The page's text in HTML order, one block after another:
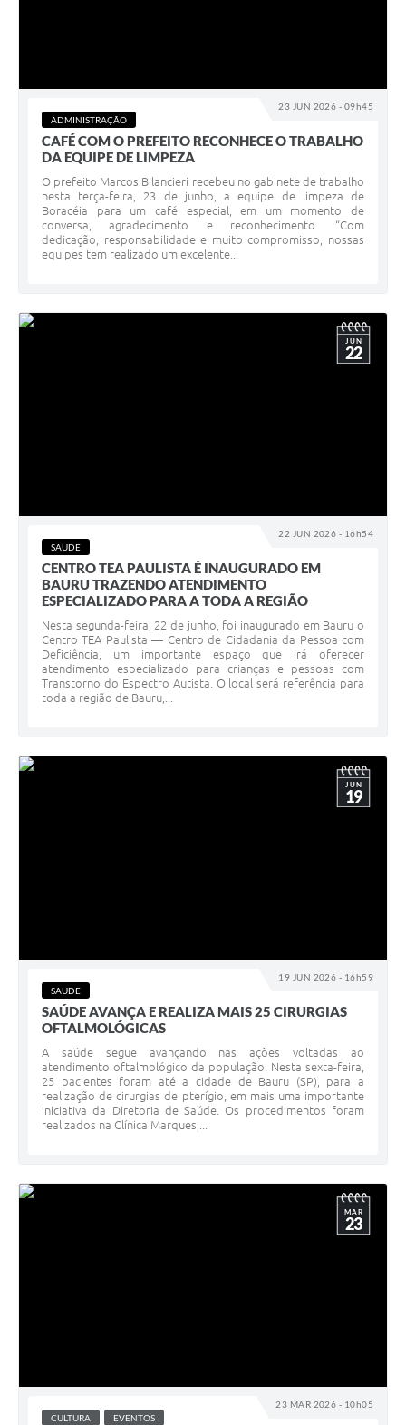
23 JUN 2026 - 09h45
ADMINISTRAÇÃO
CAFÉ COM O PREFEITO RECONHECE O TRABALHO
DA EQUIPE DE LIMPEZA
O prefeito Marcos Bilancieri recebeu no gabinete de trabalho
nesta terça-feira, 23 de junho, a equipe de limpeza de
Boracéia para um café especial, em um momento de
conversa, agradecimento e reconhecimento. “Com
dedicação, responsabilidade e muito compromisso, nossas
equipes tem realizado um excelente...
22 JUN 2026 - 16h54
JUN
22
SAUDE
CENTRO TEA PAULISTA É INAUGURADO EM
BAURU TRAZENDO ATENDIMENTO
ESPECIALIZADO PARA A TODA A REGIÃO
Nesta segunda-feira, 22 de junho, foi inaugurado em Bauru o
Centro TEA Paulista — Centro de Cidadania da Pessoa com
Deficiência, um importante espaço que irá oferecer
atendimento especializado para crianças e pessoas com
Transtorno do Espectro Autista. O local será referência para
toda a região de Bauru,...
19 JUN 2026 - 16h59
JUN
19
SAUDE
SAÚDE AVANÇA E REALIZA MAIS 25 CIRURGIAS
OFTALMOLÓGICAS
A saúde segue avançando nas ações voltadas ao
atendimento oftalmológico da população. Nesta sexta-feira,
25 pacientes foram até a cidade de Bauru (SP), para a
realização de cirurgias de pterígio, em mais uma importante
iniciativa da Diretoria de Saúde. Os procedimentos foram
realizados na Clínica Marques,...
23 MAR 2026 - 10h05
MAR
23
CULTURA EVENTOS